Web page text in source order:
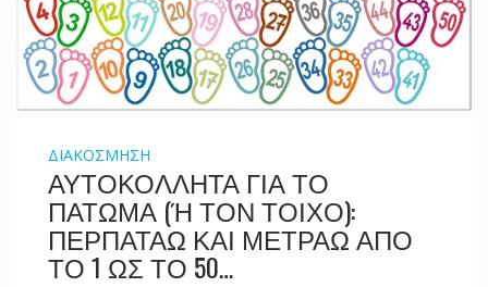
ΔΙΑΚΟΣΜΗΣΗ
ΑΥΤΟΚΟΛΛΗΤΑ ΓΙΑ ΤΟ
ΠΑΤΩΜΑ (Ή ΤΟΝ ΤΟΙΧΟ):
ΠΕΡΠΑΤΑΩ ΚΑΙ ΜΕΤΡΑΩ ΑΠΟ
ΤΟ 1 ΩΣ ΤΟ 50…